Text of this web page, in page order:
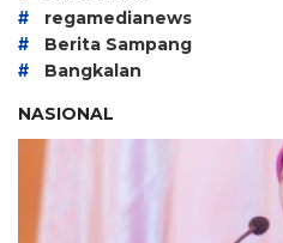
# regamedianews
# Berita Sampang
#
Bangkalan
NASIONAL